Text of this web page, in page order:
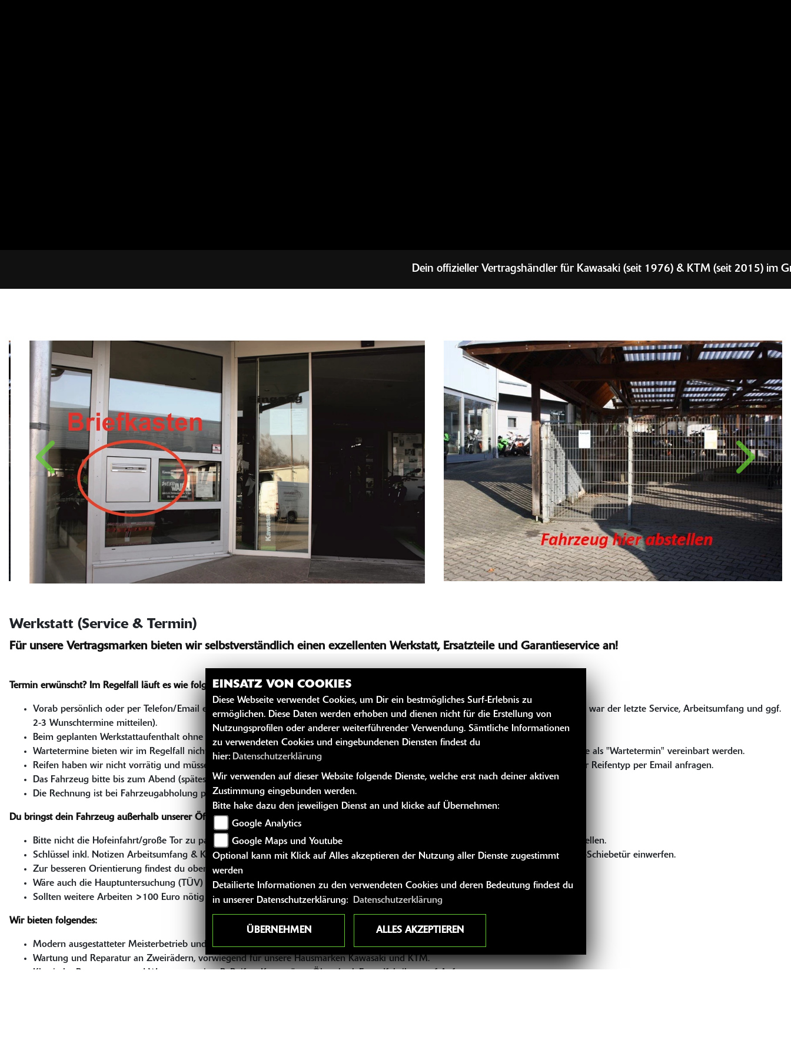
Dein offizieller Vertragshändler für Kawasaki (seit 1976) & KTM (seit 2015) im Großraum Pforzheim
Werkstatt (Service & Termin)
Für unsere Vertragsmarken bieten wir selbstverständlich einen exzellenten Werkstatt, Ersatzteile und Garantieservice an!
Termin erwünscht? Im Regelfall läuft es wie folgt ab:
Vorab persönlich oder per Telefon/Email einen Termin vereinbaren (Daten zur Person, Kontaktdaten/Email, Fahrzeug, KM-Stand, wann war der letzte Service, Arbeitsumfang und ggf.
2-3 Wunschtermine mitteilen).
Beim geplanten Werkstattaufenthalt ohne Überraschungen ist das Fahrzeug normalerweise nach 1-2 Tage abholfertig.
Wartetermine bieten wir im Regelfall nicht an. Aber je nach Modell und Zeitpunkt kann eine 1000Km-Erstinspektion oder Reifenservice als "Wartetermin" vereinbart werden.
Reifen haben wir nicht vorrätig und müssen wir ca. 2-3 Tage vor dem Termin bestellen! Hierzu am besten vorab mal vorbeifahren oder Reifentyp per Email anfragen.
Das Fahrzeug bitte bis zum Abend (spätestens 17:30h) abgeben und einen Abholtermin vereinbaren.
Die Rechnung ist bei Fahrzeugabholung per Kartenzahlung (EC/Visa/Kredit) oder in Bar fällig.
Du bringst dein Fahrzeug außerhalb unserer Öffnungszeiten:
Bitte nicht die Hofeinfahrt/große Tor zu parken! Das Motorradunten auf dem Parkplatz unter dem Dachvorsprung
abgeschlossen abstellen.
Schlüssel inkl. Notizen Arbeitsumfang & Kontaktdaten in einen Briefumschlag packen und in den Briefkasten links neben der Eingangs-Schiebetür einwerfen.
Zur besseren Orientierung findest du oben auch Fotos.
Wäre auch die Hauptuntersuchung (TÜV) fällig, benötigen wir den Fahrzeugschein!
Sollten weitere Arbeiten >100 Euro nötig sein, melden wir uns zur Klärung vorab bei dir!
Wir bieten folgendes:
Modern ausgestatteter Meisterbetrieb und Mitglied der Innung.
Wartung und Reparatur an Zweirädern, vorwiegend für unsere Hausmarken Kawasaki und KTM.
EINSATZ VON COOKIES
Diese Webseite verwendet Cookies, um Dir ein bestmögliches Surf-Erlebnis zu
ermöglichen. Diese Daten werden erhoben und dienen nicht für die Erstellung von
Nutzungsprofilen oder anderer weiterführender Verwendung. Sämtliche Informationen
zu verwendeten Cookies und eingebundenen Diensten findest du
hier: Datenschutzerklärung
Wir verwenden auf dieser Website folgende Dienste, welche erst nach deiner aktiven
Zustimmung eingebunden werden.
Bitte hake dazu den jeweiligen Dienst an und klicke auf Übernehmen:
Google Analytics
Google Maps und Youtube
Optional kann mit Klick auf Alles akzeptieren der Nutzung aller Dienste zugestimmt
werden
Detailierte Informationen zu den verwendeten Cookies und deren Bedeutung findest du
in unserer Datenschutzerklärung:
Datenschutzerklärung
ÜBERNEHMEN ALLES AKZEPTIEREN